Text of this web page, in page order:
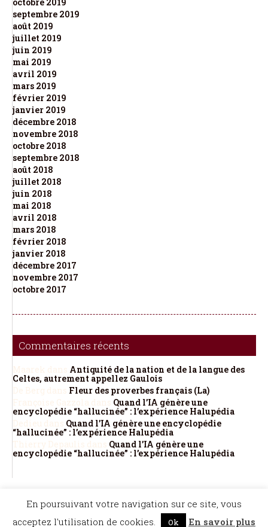
septembre 2019
août 2019
juillet 2019
juin 2019
mai 2019
avril 2019
mars 2019
février 2019
janvier 2019
décembre 2018
novembre 2018
octobre 2018
septembre 2018
août 2018
juillet 2018
juin 2018
mai 2018
avril 2018
mars 2018
février 2018
janvier 2018
décembre 2017
novembre 2017
octobre 2017
Commentaires récents
Antiquité de la nation et de la langue des
Celtes, autrement appellez Gaulois
Fleur des proverbes français (La)
Quand l’IA génère une
encyclopédie “hallucinée” : l’expérience Halupédia
Quand l’IA génère une encyclopédie
“hallucinée” : l’expérience Halupédia
Quand l’IA génère une
encyclopédie “hallucinée” : l’expérience Halupédia
©Dicopathe - Tous droits réservés -Mentions légales- Réalisation :Bel et Bien
Vu
Restez à l'affût des actualités de Dicopathe -
En poursuivant votre navigation sur ce site, vous
acceptez l'utilisation de cookies.
Ok En savoir plus